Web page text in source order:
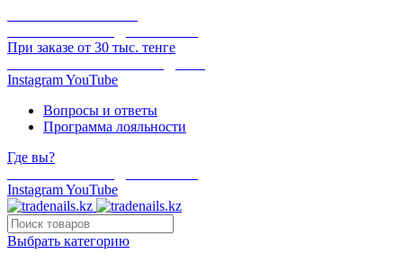
При заказе от 30 тыс. тенге
InstagramYouTube
Вопросы и ответы
Программа лояльности
Где вы?
InstagramYouTube
Выбрать категорию